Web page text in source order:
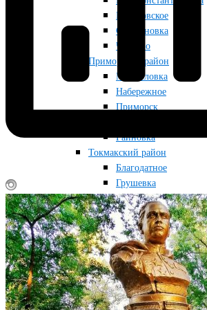
Приазовское
Строгановка
Чкалово
Приморский район
Мануйловка
Набережное
Приморск
Райновка
Токмакский район
Благодатное
Грушевка
Кутузовка
Луговка
Новопрокоповка
Остриковка
Токмак
Снегуровка
Фабричное
Червоногорка